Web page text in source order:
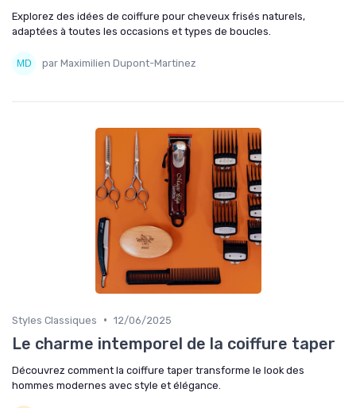
Explorez des idées de coiffure pour cheveux frisés naturels,
adaptées à toutes les occasions et types de boucles.
par Maximilien Dupont-Martinez
Styles Classiques • 12/06/2025
Le charme intemporel de la coiffure taper
Découvrez comment la coiffure taper transforme le look des
hommes modernes avec style et élégance.